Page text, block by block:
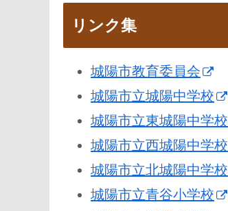
リンク集
城陽市教育委員会
城陽市立城陽中学校
城陽市立東城陽中学校
城陽市立西城陽中学校
城陽市立北城陽中学校
城陽市立青谷小学校